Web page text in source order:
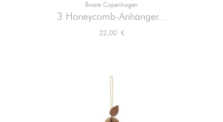
Broste Copenhagen
3 Honeycomb-Anhänger...
Preis
22,00 €